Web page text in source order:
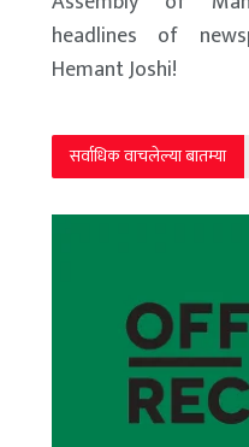
headlines of
Hemant Joshi!
सर्वाधिक वाचलेल्या बातम्या